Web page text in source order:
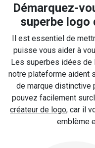
Démarquez-
superbe
Il est essentiel de
puisse vous aider à
Les superbes idées
notre plateforme aident
de marque distinctive
pouvez facilement
créateur de logo, car il
emblème